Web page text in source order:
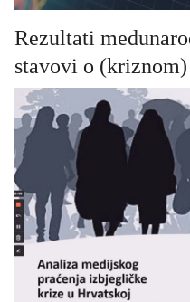
Rezultati
stavovi o